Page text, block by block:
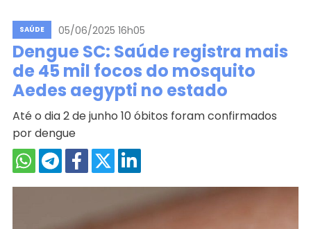
SAÚDE 05/06/2025 16h05
Dengue SC: Saúde registra mais
de 45 mil focos do mosquito
Aedes aegypti no estado
Até o dia 2 de junho 10 óbitos foram confirmados
por dengue